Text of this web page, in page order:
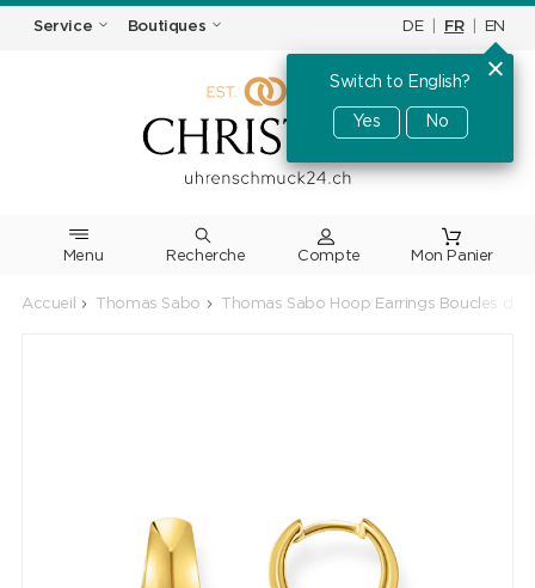
Service Boutiques DE FR EN
Switch to English?
Yes No
Menu Recherche
Accueil Thomas Sabo Thomas Sabo Hoop Earrings Boucles